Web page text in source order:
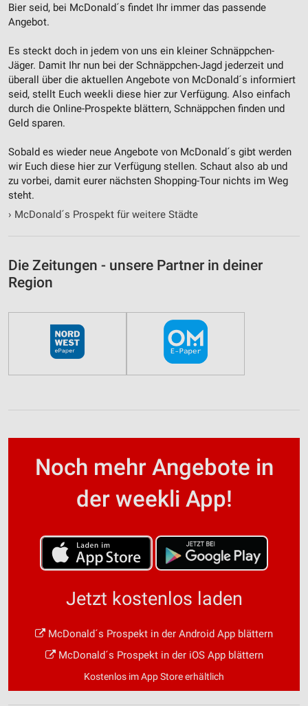
Bier seid, bei McDonald´s findet Ihr immer das passende
Angebot.
Es steckt doch in jedem von uns ein kleiner Schnäppchen-
Jäger. Damit Ihr nun bei der Schnäppchen-Jagd jederzeit und
überall über die aktuellen Angebote von McDonald´s informiert
seid, stellt Euch weekli diese hier zur Verfügung. Also einfach
durch die Online-Prospekte blättern, Schnäppchen finden und
Geld sparen.
Sobald es wieder neue Angebote von McDonald´s gibt werden
wir Euch diese hier zur Verfügung stellen. Schaut also ab und
zu vorbei, damit eurer nächsten Shopping-Tour nichts im Weg
steht.
› McDonald´s Prospekt für weitere Städte
Die Zeitungen - unsere Partner in deiner
Region
Noch mehr Angebote in
der weekli App!
Jetzt kostenlos laden
McDonald´s Prospekt in der Android App blättern
McDonald´s Prospekt in der iOS App blättern
Kostenlos im App Store erhältlich